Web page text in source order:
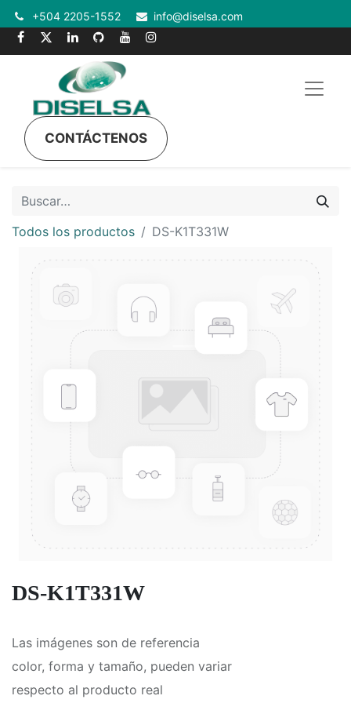
+504 2205-1552 info@diselsa.com
CONTÁCTENOS
Todos los productos DS-K1T331W
DS-K1T331W
Las imágenes son de referencia
color, forma y tamaño, pueden variar
respecto al producto real